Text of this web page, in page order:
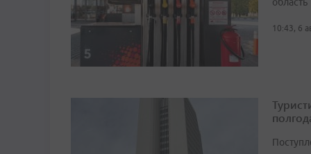
область
10:43, 6